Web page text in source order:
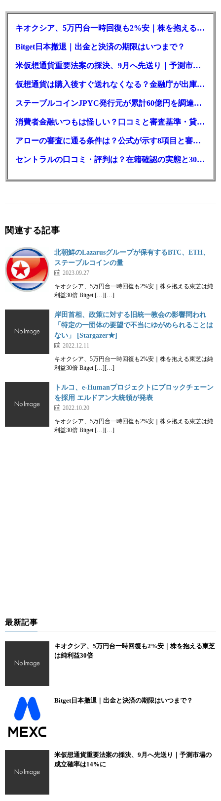
キオクシア、5万円台一時回復も2%安｜株を抱える東芝は純利益30倍
Bitget日本撤退｜出金と決済の期限はいつまで？
米仮想通貨重要法案の採決、9月へ先送り｜予測市場の成立確率は14%に
仮想通貨は購入後すぐ送れなくなる？金融庁が出庫制限を要請
ステーブルコインJPYC発行元が累計60億円を調達、物流大手も出資参画
消費者金融いつもは怪しい？口コミと審査基準・貸付条件を調査
アローの審査に通る条件は？公式が示す8項目と審査時間
セントラルの口コミ・評判は？在籍確認の実態と30日金利0円の落とし穴
関連する記事
北朝鮮のLazarusグループが保有するBTC、ETH、
ステーブルコインの量
2023.09.27
キオクシア、5万円台一時回復も2%安｜株を抱える東芝は純
利益30倍 Bitget […][…]
岸田首相、政策に対する旧統一教会の影響問われ
「特定の一団体の要望で不当にゆがめられることは
ない」 [Stargazer★]
2022.12.11
キオクシア、5万円台一時回復も2%安｜株を抱える東芝は純
利益30倍 Bitget […][…]
トルコ、e-Humanプロジェクトにブロックチェーン
を採用 エルドアン大統領が発表
2022.10.20
キオクシア、5万円台一時回復も2%安｜株を抱える東芝は純
利益30倍 Bitget […][…]
最新記事
キオクシア、5万円台一時回復も2%安｜株を抱える東芝
は純利益30倍
Bitget日本撤退｜出金と決済の期限はいつまで？
米仮想通貨重要法案の採決、9月へ先送り｜予測市場の
成立確率は14%に